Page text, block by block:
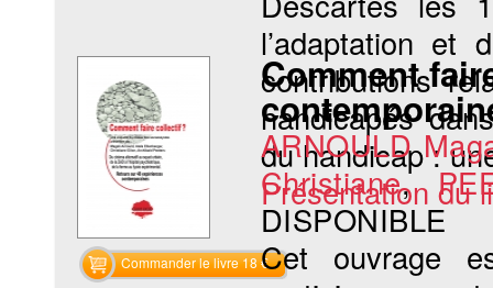
l’adaptation et
contributions
handicapés
du handicap :
Présentation du
Commander le livre 18 €
Comment
ARNOULD
Christiane,
DISPONIBLE
Cet ouvrage